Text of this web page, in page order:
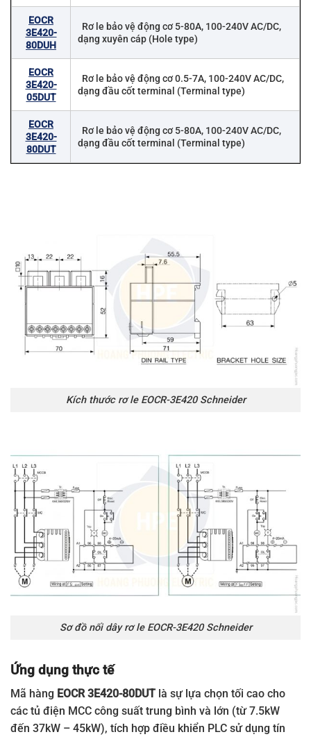
EOCR
3E420-
80DUH
Rơ le bảo vệ động cơ 5-80A, 100-240V AC/DC,
dạng xuyên cáp (Hole type)
EOCR
3E420-
05DUT
Rơ le bảo vệ động cơ 0.5-7A, 100-240V AC/DC,
dạng đầu cốt terminal (Terminal type)
EOCR
3E420-
80DUT
Rơ le bảo vệ động cơ 5-80A, 100-240V AC/DC,
dạng đầu cốt terminal (Terminal type)
Kích thước rơ le EOCR-3E420 Schneider
Sơ đồ nối dây rơ le EOCR-3E420 Schneider
Ứng dụng thực tế
Mã hàng EOCR 3E420-80DUT là sự lựa chọn tối cao cho
các tủ điện MCC công suất trung bình và lớn (từ 7.5kW
đến 37kW – 45kW), tích hợp điều khiển PLC sử dụng tín